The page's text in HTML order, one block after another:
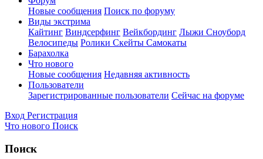
Новые сообщения Поиск по форуму
Виды экстрима
Кайтинг Виндсерфинг Вейкбординг Лыжи Сноуборд
Велосипеды Ролики Скейты Самокаты
Барахолка
Что нового
Новые сообщения Недавняя активность
Пользователи
Зарегистрированные пользователи Сейчас на форуме
Вход Регистрация
Что нового Поиск
Поиск